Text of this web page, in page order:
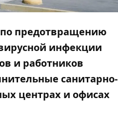
предотвращению
инфекции
и работников
санитарно-
центрах и офисах